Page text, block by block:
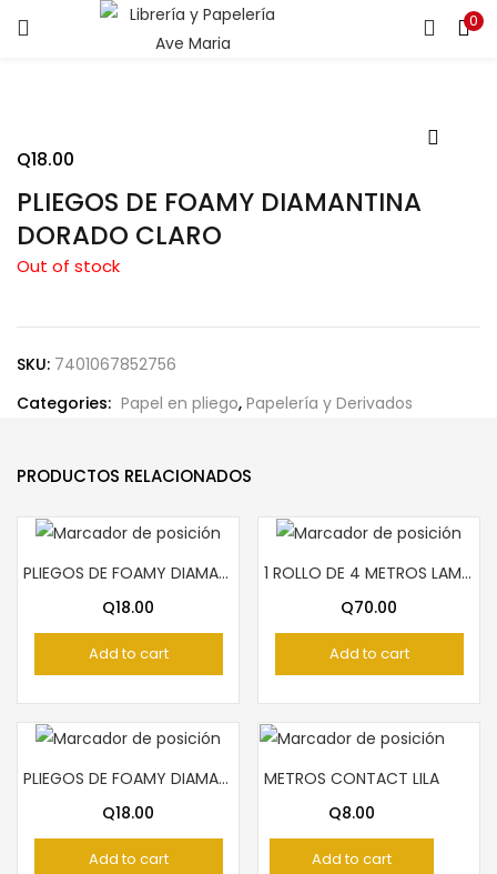
0
ENTRAR REGISTRARSE
PLIEGOS DE FOAMY DIAMANTINA
DORADO CLARO
Q18.00
Out of stock
SKU: 7401067852756
Categories: Papel en pliego, Papelería y Derivados
PRODUCTOS RELACIONADOS
PLIEGOS DE FOAMY DIAMANTINA ANARANJADO
Q18.00
Add to cart
1 ROLLO DE 4 METROS LAMINA DE ALUMINIO
Q70.00
Add to cart
PLIEGOS DE FOAMY DIAMANTINA VERDE OSCURO
Q18.00
Add to cart
METROS CONTACT LILA
Q8.00
Add to cart